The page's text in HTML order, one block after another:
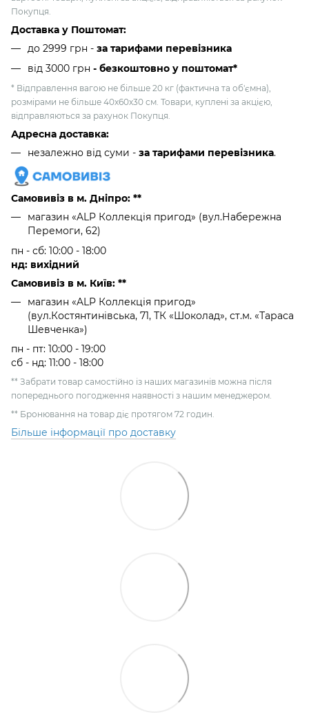
Покупця.
Доставка у Поштомат:
до 2999 грн - за тарифами перевізника
від 3000 грн - безкоштовно у поштомат*
* Відправлення вагою не більше 20 кг (фактична та об'ємна),
розмірами не більше 40х60х30 см. Товари, куплені за акцією,
відправляються за рахунок Покупця.
Адресна доставка:
незалежно від суми - за тарифами перевізника.
Самовивіз в м. Дніпро: **
магазин «ALP Коллекція пригод» (вул.Набережна
Перемоги, 62)
пн - сб: 10:00 - 18:00
нд: вихідний
Самовивіз в м. Київ: **
магазин «ALP Коллекція пригод»
(вул.Костянтинівська, 71, ТК «Шоколад», ст.м. «Тараса
Шевченка»)
пн - пт: 10:00 - 19:00
сб - нд: 11:00 - 18:00
** Забрати товар самостійно із наших магазинів можна після
попереднього погодження наявності з нашим менеджером.
** Бронювання на товар діє протягом 72 годин.
Більше інформації про доставку